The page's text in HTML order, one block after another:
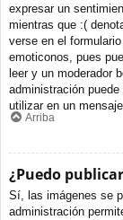
expresar un
mientras que :(
verse en el
emoticonos, pues
leer y un moderador
administración
utilizar en un mensaje.
Arriba
¿Puedo
Sí, las imágenes se
administración